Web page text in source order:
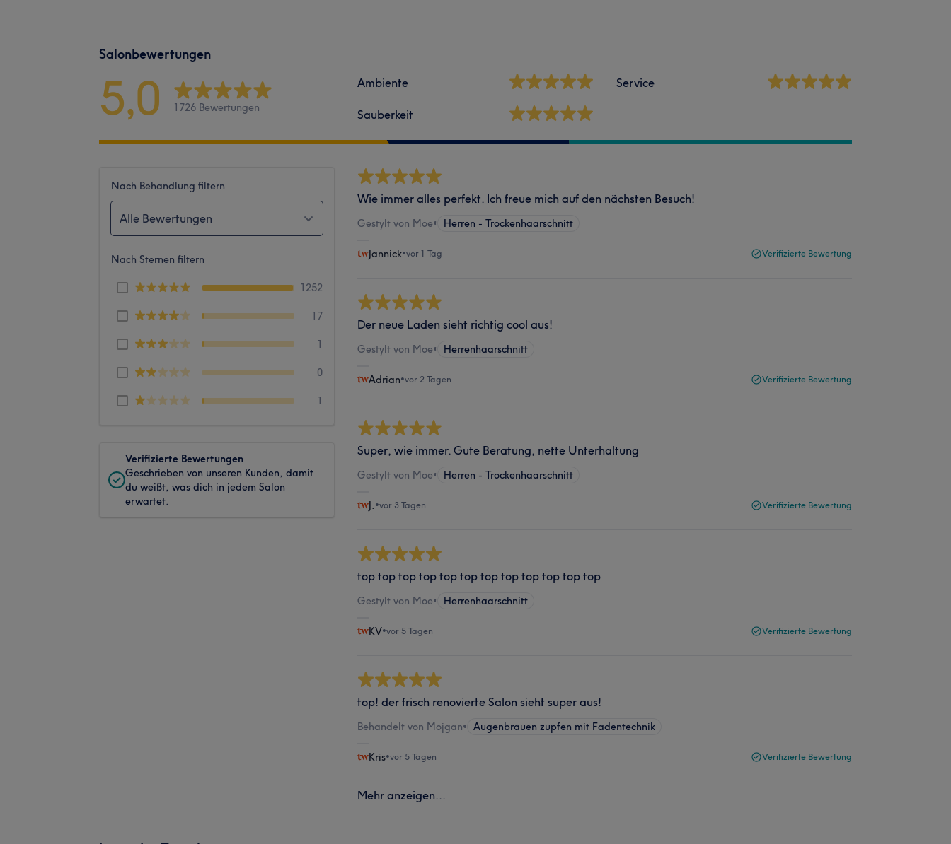
Salonbewertungen
5,0 1726 Bewertungen
Ambiente
Sauberkeit
Service
Nach Behandlung filtern
Alle Bewertungen
Nach Sternen filtern
1252
17
1
0
1
Verifizierte Bewertungen
Geschrieben von unseren Kunden, damit
du weißt, was dich in jedem Salon
erwartet.
Wie immer alles perfekt. Ich freue mich auf den nächsten Besuch!
Gestylt von Moe• Herren - Trockenhaarschnitt
Jannick•vor 1 Tag Verifizierte Bewertung
Der neue Laden sieht richtig cool aus!
Gestylt von Moe• Herrenhaarschnitt
Adrian•vor 2 Tagen Verifizierte Bewertung
Super, wie immer. Gute Beratung, nette Unterhaltung
Gestylt von Moe• Herren - Trockenhaarschnitt
J. •vor 3 Tagen Verifizierte Bewertung
top top top top top top top top top top top top
Gestylt von Moe• Herrenhaarschnitt
KV•vor 5 Tagen Verifizierte Bewertung
top! der frisch renovierte Salon sieht super aus!
Behandelt von Mojgan• Augenbrauen zupfen mit Fadentechnik
Kris•vor 5 Tagen Verifizierte Bewertung
Mehr anzeigen...